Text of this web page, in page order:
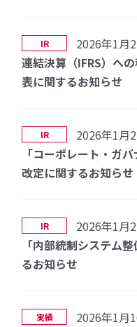
IR
2026年1月
連結決算（IFRS）へ
表に関するお知らせ
IR
2026年1月
「コーポレート・ガ
改定に関するお知らせ
IR
2026年1月
「内部統制システム
るお知らせ
実績
2026年1月